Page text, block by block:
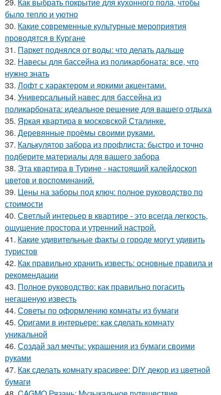
29. Как выбрать покрытие для кухонного пола, чтобы
было тепло и уютно
30. Какие современные культурные мероприятия
проводятся в Кургане
31. Паркет поднялся от воды: что делать дальше
32. Навесы для бассейна из поликарбоната: все, что
нужно знать
33. Лофт с характером и яркими акцентами.
34. Универсальный навес для бассейна из
поликарбоната: идеальное решение для вашего отдыха
35. Яркая квартира в московской Сталинке.
36. Деревянные проёмы своими руками.
37. Калькулятор забора из профлиста: быстро и точно
подберите материалы для вашего забора
38. Эта квартира в Турине - настоящий калейдоскоп
цветов и воспоминаний.
39. Цены на заборы под ключ: полное руководство по
стоимости
40. Светлый интерьер в квартире - это всегда легкость,
ощущение простора и утренний настрой.
41. Какие удивительные факты о городе могут удивить
туристов
42. Как правильно хранить известь: основные правила и
рекомендации
43. Полное руководство: как правильно погасить
негашеную известь
44. Советы по оформлению комнаты из бумаги
45. Оригами в интерьере: как сделать комнату
уникальной
46. Создай зал мечты: украшения из бумаги своими
руками
47. Как сделать комнату красивее: DIY декор из цветной
бумаги